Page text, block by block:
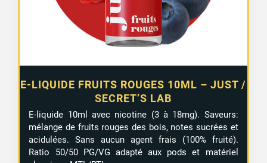
E-LIQUIDE FRUITS ROUGES 10ML – JUST /
SECRET’S LAB
E-liquide 10ml avec nicotine (3 à 18mg). Saveurs:
mélange de fruits rouges des bois, notes sucrées et
acidulées. Sans aucun agent frais (100% fruité).
Ratio 50/50 PG/VG adapté aux pods et matériel